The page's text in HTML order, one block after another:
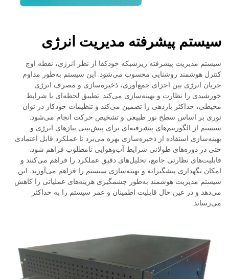
سیستم پیشرفته مدیریت انرژی
سیستم مدیریت پیشرفته ریزشبکه خودکفا از نظر انرژی، نقطه اوج
کنترل هوشمند روشنایی محسوب می‌شود. این سیستم به‌طور مداوم
جریان انرژی بین اجزای جمع‌آوری، ذخیره‌سازی و مصرف انرژی
خورشیدی را نظارت و بهینه‌سازی می‌کند. تطبیق لحظه‌ای با شرایط
محیطی، حداکثر بازدهی را تضمین می‌کند و تنظیمات خودکار در توان
نوری بر اساس سطح نور طبیعی و تشخیص حرکت انجام می‌شود.
سیستم از الگوریتم‌های پیشرفته‌ای برای پیش‌بینی نیازهای انرژی و
بهینه‌سازی استفاده از ذخیره‌سازی بهره می‌برد تا عملکرد قابل اعتمادی
حتی در دوره‌های طولانی شرایط آب‌وهوایی نامطلوب فراهم شود.
قابلیت‌های نظارتی جامع، تحلیل‌های دقیق عملکرد را فراهم می‌کنند و
امکان نگهداری پیشگیرانه و بهینه‌سازی سیستم را فراهم می‌آورند. این
سیستم مدیریت هوشمند به‌طور چشمگیری هزینه‌های عملیاتی را کاهش
می‌دهد و در عین حال قابلیت اطمینان و عمر سیستم را به حداکثر
می‌رساند.